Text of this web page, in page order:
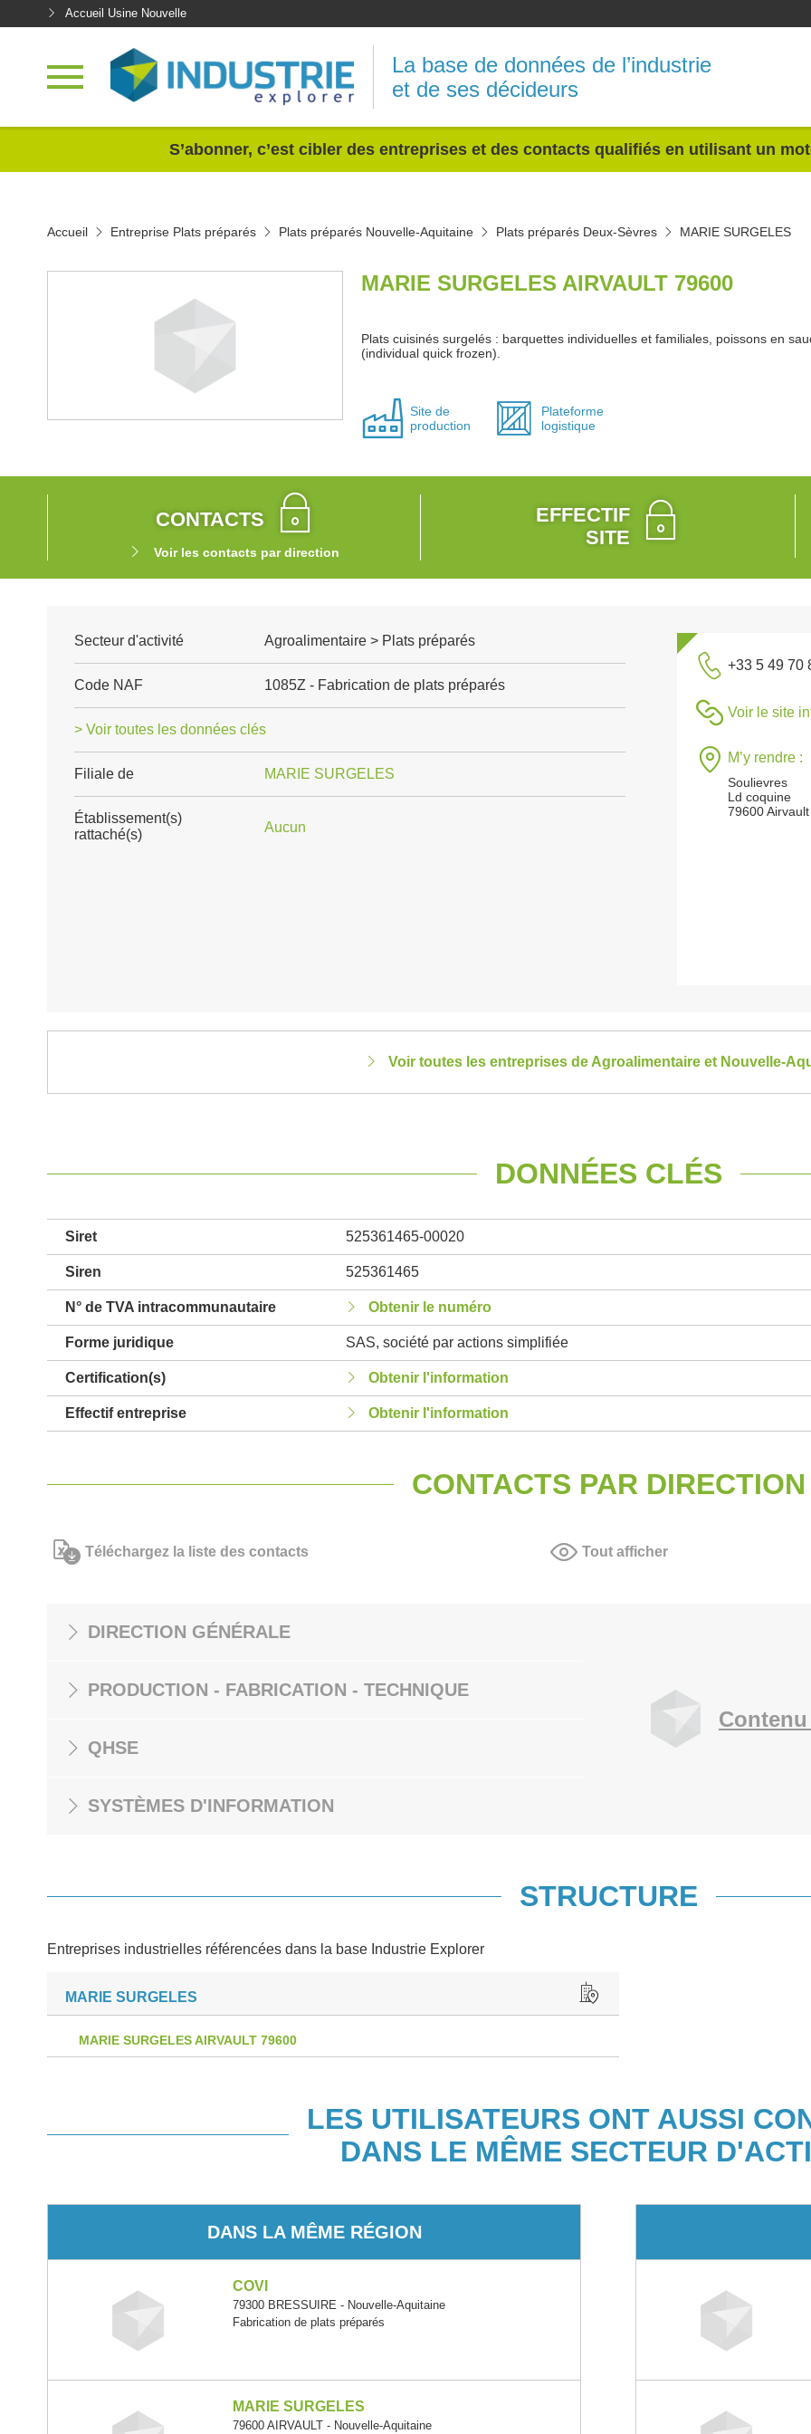
Accueil Usine Nouvelle
La base de données de l’industrie
et de ses décideurs
S’abonner, c’est cibler des entreprises et des contacts qualifiés en utilisant un
Accueil Entreprise Plats préparés Plats préparés Nouvelle-Aquitaine Plats préparés Deux-Sèvres MARIE SURGELES
MARIE SURGELES AIRVAULT 79600
Plats cuisinés surgelés : barquettes individuelles et familiales, poissons en
(individual quick frozen).
Site de
production
Plateforme
logistique
CONTACTS
Voir les contacts par direction
EFFECTIF
SITE
Secteur d'activité Agroalimentaire > Plats préparés
Code NAF 1085Z - Fabrication de plats préparés
> Voir toutes les données clés
Filiale de MARIE SURGELES
Établissement(s)
rattaché(s)
Aucun
+33 5 49 70
Voir le site
M’y rendre :
Soulievres
Ld coquine
79600 Airvault
Voir toutes les entreprises de Agroalimentaire et Nouvelle-
DONNÉES CLÉS
Siret 525361465-00020
Siren 525361465
N° de TVA intracommunautaire Obtenir le numéro
Forme juridique SAS, société par actions simplifiée
Certification(s) Obtenir l'information
Effectif entreprise Obtenir l'information
CONTACTS PAR DIRECTION
Téléchargez la liste des contacts Tout afficher
DIRECTION GÉNÉRALE
PRODUCTION - FABRICATION - TECHNIQUE
QHSE
SYSTÈMES D'INFORMATION
STRUCTURE
Entreprises industrielles référencées dans la base Industrie Explorer
MARIE SURGELES
MARIE SURGELES AIRVAULT 79600
LES UTILISATEURS ONT AUSSI
DANS LE MÊME SECTEUR
DANS LA MÊME RÉGION
COVI
79300 BRESSUIRE - Nouvelle-Aquitaine
Fabrication de plats préparés
MARIE SURGELES
79600 AIRVAULT - Nouvelle-Aquitaine